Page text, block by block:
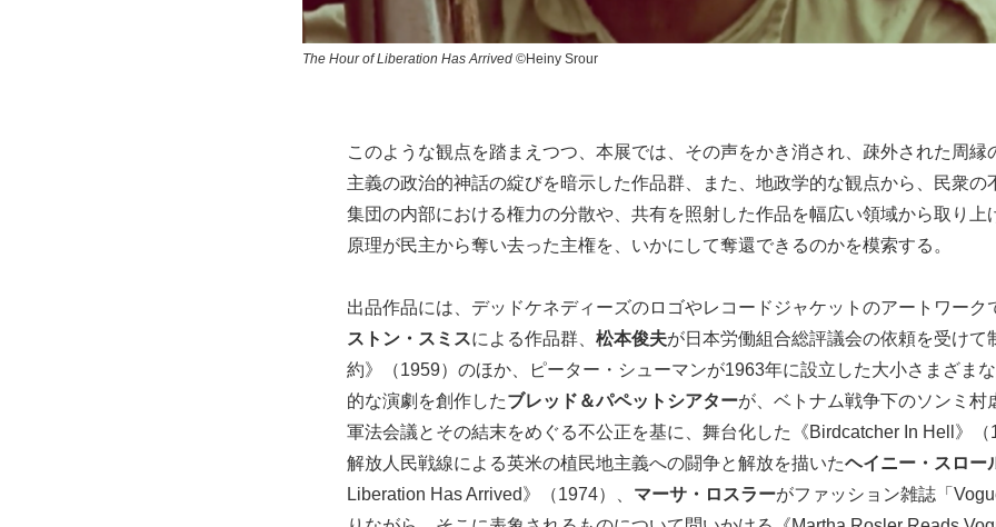
The Hour of Liberation Has Arrived ©Heiny Srour
このような観点を踏まえつつ、本展では、その声をかき消され、疎外された周縁
主義の政治的神話の綻びを暗示した作品群、また、地政学的な観点から、民衆の
集団の内部における権力の分散や、共有を照射した作品を幅広い領域から取り上
原理が民主から奪い去った主権を、いかにして奪還できるのかを模索する。
出品作品には、デッドケネディーズのロゴやレコードジャケットのアートワーク
ストン・スミスによる作品群、 松本俊夫が日本労働組合総評議会の依頼を受けて
約》（1959）のほか、ピーター・シューマンが1963年に設立した大小さまざま
的な演劇を創作したブレッド＆パペットシアターが、ベトナム戦争下のソンミ村
軍法会議とその結末をめぐる不公正を基に、舞台化した《Birdcatcher In Hell》
解放人民戦線による英米の植民地主義への闘争と解放を描いたヘイニー・スロー
Liberation Has Arrived》（1974）、 マーサ・ロスラーがファッション雑誌「